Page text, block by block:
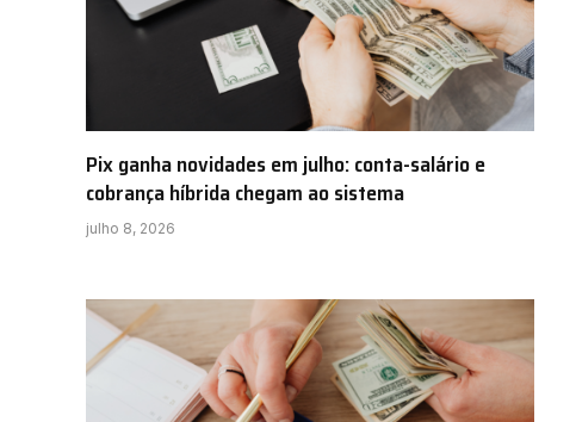
Pix ganha novidades em julho: conta-salário e
cobrança híbrida chegam ao sistema
julho 8, 2026